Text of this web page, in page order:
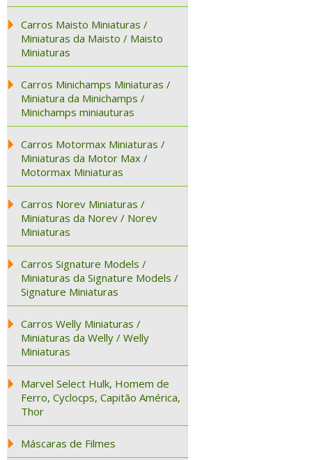
Carros Maisto Miniaturas /
Miniaturas da Maisto / Maisto
Miniaturas
Carros Minichamps Miniaturas /
Miniatura da Minichamps /
Minichamps miniauturas
Carros Motormax Miniaturas /
Miniaturas da Motor Max /
Motormax Miniaturas
Carros Norev Miniaturas /
Miniaturas da Norev / Norev
Miniaturas
Carros Signature Models /
Miniaturas da Signature Models /
Signature Miniaturas
Carros Welly Miniaturas /
Miniaturas da Welly / Welly
Miniaturas
Marvel Select Hulk, Homem de
Ferro, Cyclocps, Capitão América,
Thor
Máscaras de Filmes